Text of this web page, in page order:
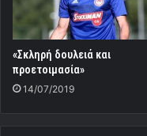
«Σκληρή δουλειά και
προετοιμασία»
14/07/2019